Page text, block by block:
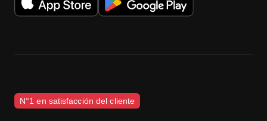
N°1 en satisfacción del cliente